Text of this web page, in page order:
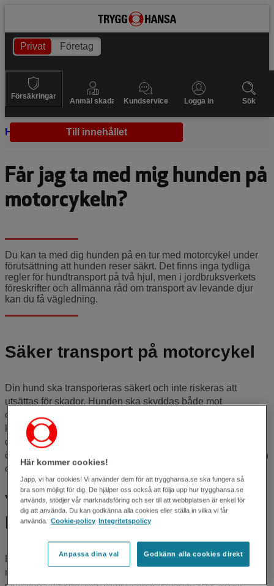
Till innehållet
Privat Företag
Försäkringar
Anmäl skada Kundservice Logga in Sök
Hem Skötsel Hund på motorcykel
Får jag ta med mig hunden på
motorcykeln?
Du kan ta med dig hunden på en tur med motorcykel under
förutsättning att hunden reser säkrt. Det finns inga tydliga
regler för hundtransport på två hjul, men i jordbruksverkets
föreskrifter och allmänna råd om transport av levande djur
kan du få vägledning.
Säker transport på motorcykel
Din hund ska transporteras säkert och inte riskeras att
utsättas för skador. Hunden ska skyddas både mot
omkullkörning och kollision. Det är extremt stora krafter som
kommer i rörelse vid trafikolyckor. En lös hunds vikt ökar
dramatiskt vid en kollision mot ett fast föremål: I 50 km/tim
ökar den med 40 gånger och i 90 km/tim med 128 gånger! En
chihuahua väger ett kvarts ton i 90 km/tim! Enligt NTF.
Vad finns det för lösningar som
kan fungera?
Det finns många lösningar för att kunna ta med hundar på en
mc eller moped. Om det finns en yta som hunden kan sitta
Här kommer cookies!
Japp, vi har cookies! Vi använder dem för att trygghansa.se ska fungera så
bra som möjligt för dig. De hjälper oss också att följa upp hur trygghansa.se
används, stödjer vår marknadsföring och ser till att webbplatsen är enkel för
dig att använda. Du kan godkänna alla cookies eller ställa in vilka vi får
använda. Cookie-policy Integritetspolicy
Anpassa dina val Godkänn alla cookies direkt